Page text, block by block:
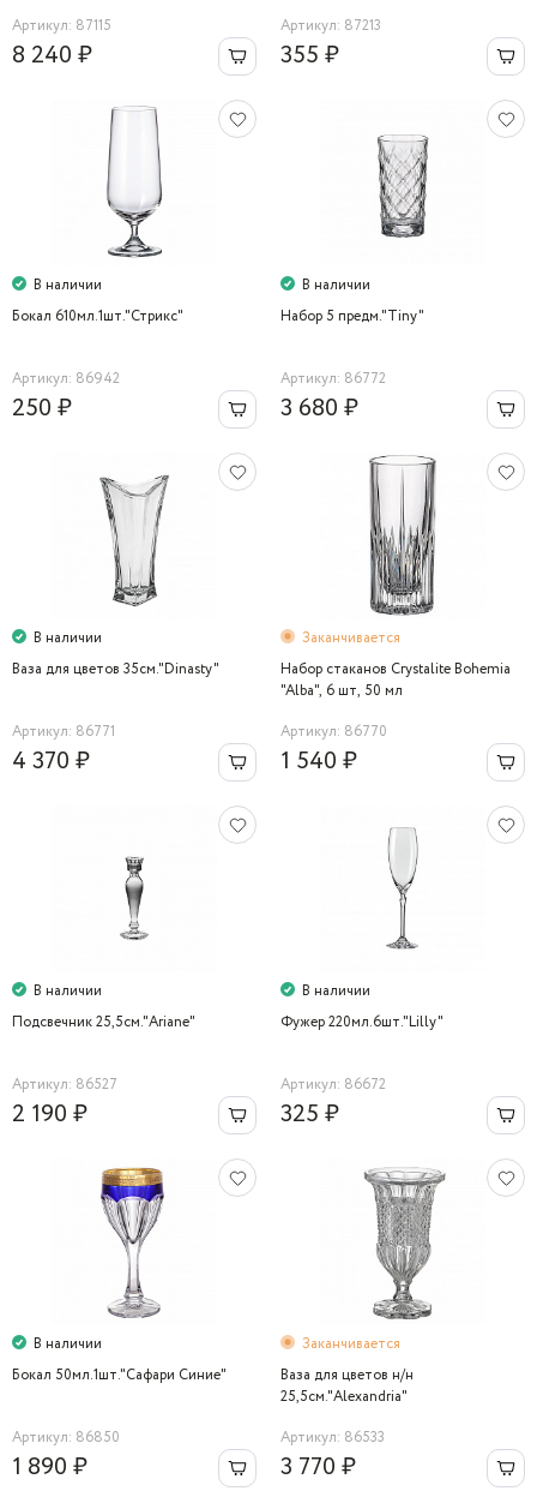
Артикул: 87115
8 240 ₽
Артикул: 87213
355 ₽
В наличии
Бокал 610мл.1шт."Стрикс"
Артикул: 86942
250 ₽
В наличии
Набор 5 предм."Tiny"
Артикул: 86772
3 680 ₽
В наличии
Ваза для цветов 35см."Dinasty"
Артикул: 86771
4 370 ₽
Заканчивается
Набор стаканов Crystalite Bohemia
"Alba", 6 шт, 50 мл
Артикул: 86770
1 540 ₽
В наличии
Подсвечник 25,5см."Ariane"
Артикул: 86527
2 190 ₽
В наличии
Фужер 220мл.6шт."Lilly"
Артикул: 86672
325 ₽
В наличии
Бокал 50мл.1шт."Сафари Синие"
Артикул: 86850
1 890 ₽
Заканчивается
Ваза для цветов н/н
25,5см."Alexandria"
Артикул: 86533
3 770 ₽